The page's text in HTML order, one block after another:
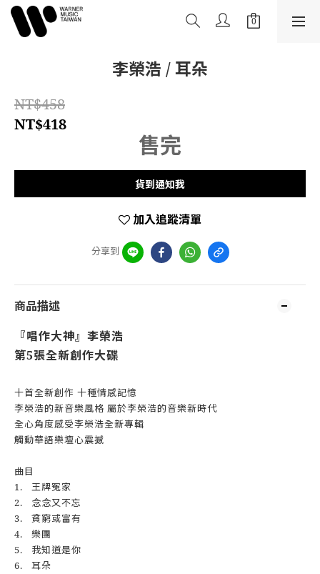
李榮浩 / 耳朵
NT$458
NT$418
售完
貨到通知我
加入追蹤清單
分享到
商品描述
『唱作大神』李榮浩
第5張全新創作大碟
十首全新創作 十種情感記憶
李榮浩的新音樂風格 屬於李榮浩的音樂新時代
全心角度感受李榮浩全新專輯
觸動華語樂壇心震撼
曲目
1.
王牌冤家
2.
念念又不忘
3.
貧窮或富有
4.
樂團
5.
我知道是你
6.
耳朵